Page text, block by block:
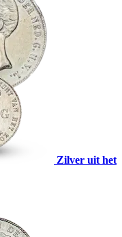
Zilver uit het